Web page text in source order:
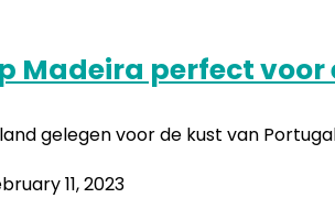
Madeira perfect voor
gelegen voor de kust van
11, 2023